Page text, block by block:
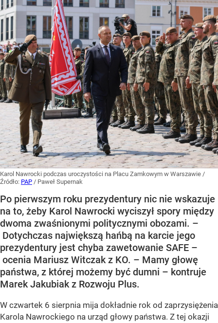
Karol Nawrocki podczas uroczystości na Placu Zamkowym w Warszawie /
Źródło: PAP / Paweł Supernak
Po pierwszym roku prezydentury nic nie wskazuje
na to, żeby Karol Nawrocki wyciszył spory między
dwoma zwaśnionymi politycznymi obozami. –
Dotychczas największą hańbą na karcie jego
prezydentury jest chyba zawetowanie SAFE –
ocenia Mariusz Witczak z KO. – Mamy głowę
państwa, z której możemy być dumni – kontruje
Marek Jakubiak z Rozwoju Plus.
W czwartek 6 sierpnia mija dokładnie rok od zaprzysiężenia
Karola Nawrockiego na urząd głowy państwa. Z tej okazji